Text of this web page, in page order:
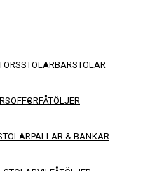
BARSTOLAR
SOFFORFÅTÖLJER
PALLAR & BÄNKAR